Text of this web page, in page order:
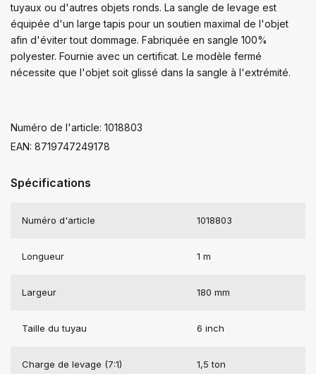
tuyaux ou d'autres objets ronds. La sangle de levage est
équipée d'un large tapis pour un soutien maximal de l'objet
afin d'éviter tout dommage. Fabriquée en sangle 100%
polyester. Fournie avec un certificat. Le modèle fermé
nécessite que l'objet soit glissé dans la sangle à l'extrémité.
Numéro de l'article: 1018803
EAN: 8719747249178
Spécifications
Numéro d'article 1018803
Longueur 1 m
Largeur 180 mm
Taille du tuyau 6 inch
Charge de levage (7:1) 1,5 ton